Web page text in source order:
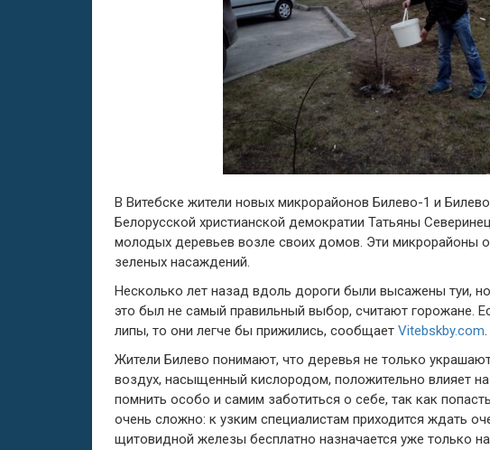
В Витебске жители новых микрорайонов Билево-1 и
Белорусской христианской демократии Татьяны
молодых деревьев возле своих домов. Эти микрорайоны
зеленых насаждений.
Несколько лет назад вдоль дороги были высажены туи,
это был не самый правильный выбор, считают горожане.
липы, то они легче бы прижились, сообщает Vitebskby.com.
Жители Билево понимают, что деревья не только
воздух, насыщенный кислородом, положительно влияет
помнить особо и самим заботиться о себе, так как
очень сложно: к узким специалистам приходится ждать
щитовидной железы бесплатно назначается уже только